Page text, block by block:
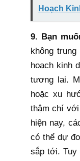
Hoạch
9. Bạn
không
hoạch kinh
tương lai.
hoặc xu
thậm chí với
hiện nay,
có thể dự
sắp tới. Tuy